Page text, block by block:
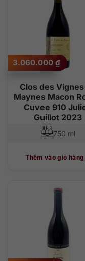
Clos des
Maynes Macon
Cuvee 910
Guillot 2023
3.060.000 ₫
750 ml
Thêm vào giỏ hàng